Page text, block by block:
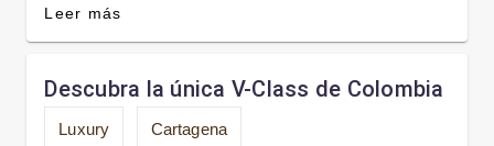
Leer más
Descubra la única V-Class de Colombia
Luxury Cartagena